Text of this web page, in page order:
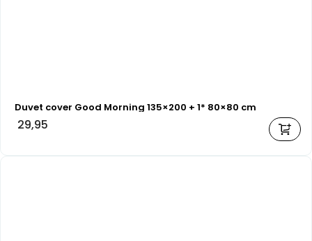
Duvet cover Good Morning 135×200 + 1* 80×80 cm
29,95